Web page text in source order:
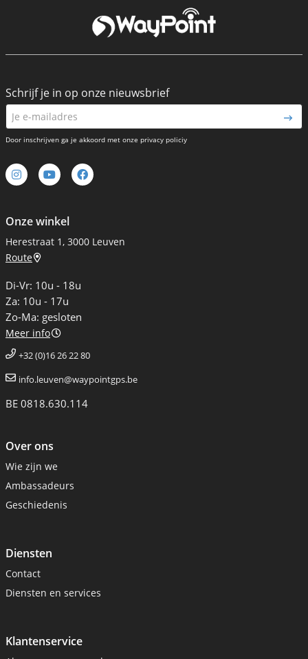
Onze winkel
Herestraat 1, 3000 Leuven
Route
Di-Vr: 10u - 18u
Za: 10u - 17u
Zo-Ma: gesloten
Meer info
+32 (0)16 26 22 80
info.leuven@waypointgps.be
BE 0818.630.114
Over ons
Wie zijn we
Ambassadeurs
Geschiedenis
Diensten
Contact
Diensten en services
Klantenservice
Schrijf je in op onze nieuwsbrief
Door inschrijven ga je akkoord met onze privacy policiy